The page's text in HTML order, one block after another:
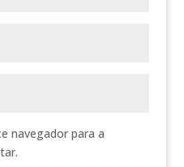
navegador para a